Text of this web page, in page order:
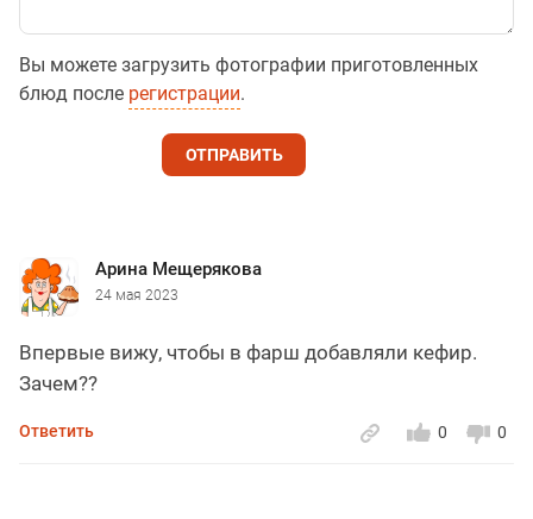
Вы можете загрузить фотографии приготовленных
блюд после регистрации.
ОТПРАВИТЬ
Арина Мещерякова
24 мая 2023
Впервые вижу, чтобы в фарш добавляли кефир.
Зачем??
0
0
Ответить